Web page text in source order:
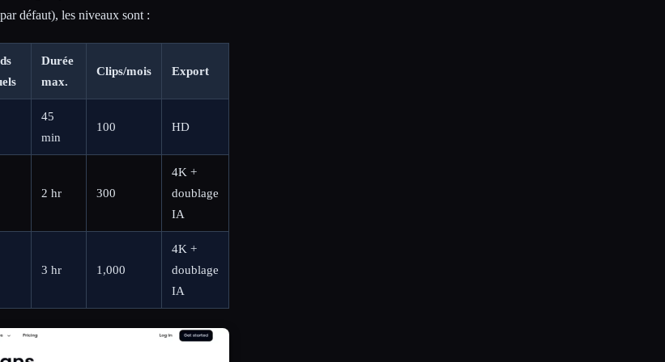
défaut), les niveaux sont :
Durée
max.
Clips/mois Export
45
min
100 HD
2 hr 300
4K +
doublage
IA
3 hr 1,000
4K +
doublage
IA